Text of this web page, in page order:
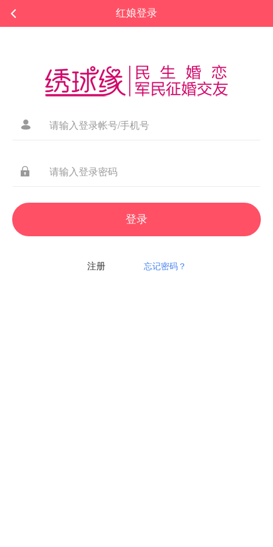
红娘登录
登录
注册 忘记密码？